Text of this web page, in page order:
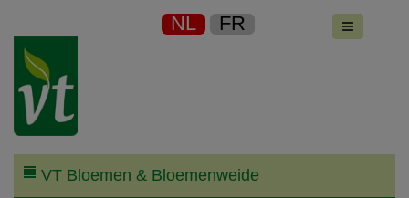
NL FR
VT Bloemen & Bloemenweide